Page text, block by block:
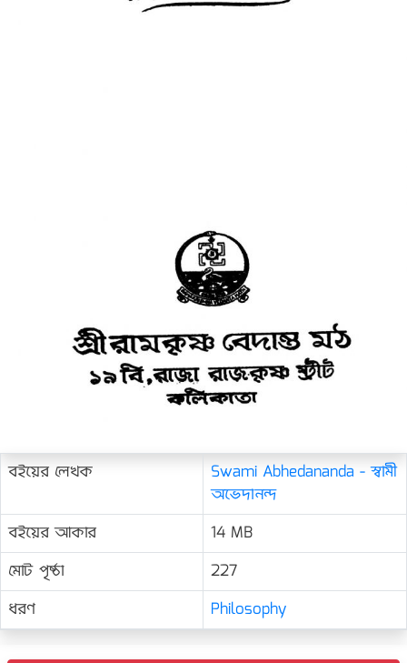
বইয়ের লেখক
Swami Abhedananda - স্বামী
অভেদানন্দ
বইয়ের আকার
14 MB
মোট পৃষ্ঠা
227
ধরণ
Philosophy